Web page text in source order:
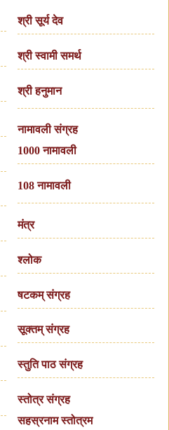
श्री सूर्य देव
श्री स्वामी समर्थ
श्री हनुमान
नामावली संग्रह
1000 नामावली
108 नामावली
मंत्र
श्लोक
षटकम् संग्रह
सूक्तम् संग्रह
स्तुति पाठ संग्रह
स्तोत्र संग्रह
सहस्रनाम स्तोत्रम